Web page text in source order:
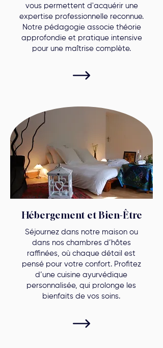
vous permettent d'acquérir une
expertise professionnelle reconnue.
Notre pédagogie associe théorie
approfondie et pratique intensive
pour une maîtrise complète.
Hébergement et Bien-Être
Séjournez dans notre maison ou
dans nos chambres d’hôtes
raffinées, où chaque détail est
pensé pour votre confort. Profitez
d’une cuisine ayurvédique
personnalisée, qui prolonge les
bienfaits de vos soins.